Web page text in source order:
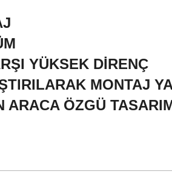
YÜKSEK DİRENÇ
MONTAJ
ARACA ÖZGÜ